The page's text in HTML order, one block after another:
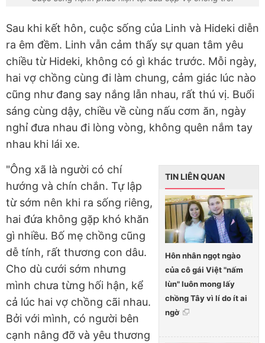
Sau khi kết hôn, cuộc sống của Linh và Hideki diễn
ra êm đềm. Linh vẫn cảm thấy sự quan tâm yêu
chiều từ Hideki, không có gì khác trước. Mỗi ngày,
hai vợ chồng cùng đi làm chung, cảm giác lúc nào
cũng như đang say nắng lẫn nhau, rất thú vị. Buổi
sáng cùng dậy, chiều về cùng nấu cơm ăn, ngày
nghỉ đưa nhau đi lòng vòng, không quên nắm tay
nhau khi lái xe.
TIN LIÊN QUAN
Hôn nhân ngọt ngào
của cô gái Việt "nấm
lùn" luôn mong lấy
chồng Tây vì lí do ít ai
ngờ
"Ông xã là người có chí
hướng và chín chắn. Tự lập
từ sớm nên khi ra sống riêng,
hai đứa không gặp khó khăn
gì nhiều. Bố mẹ chồng cũng
dễ tính, rất thương con dâu.
Cho dù cưới sớm nhưng
mình chưa từng hối hận, kể
cả lúc hai vợ chồng cãi nhau.
Bởi với mình, có người bên
cạnh nâng đỡ và yêu thương